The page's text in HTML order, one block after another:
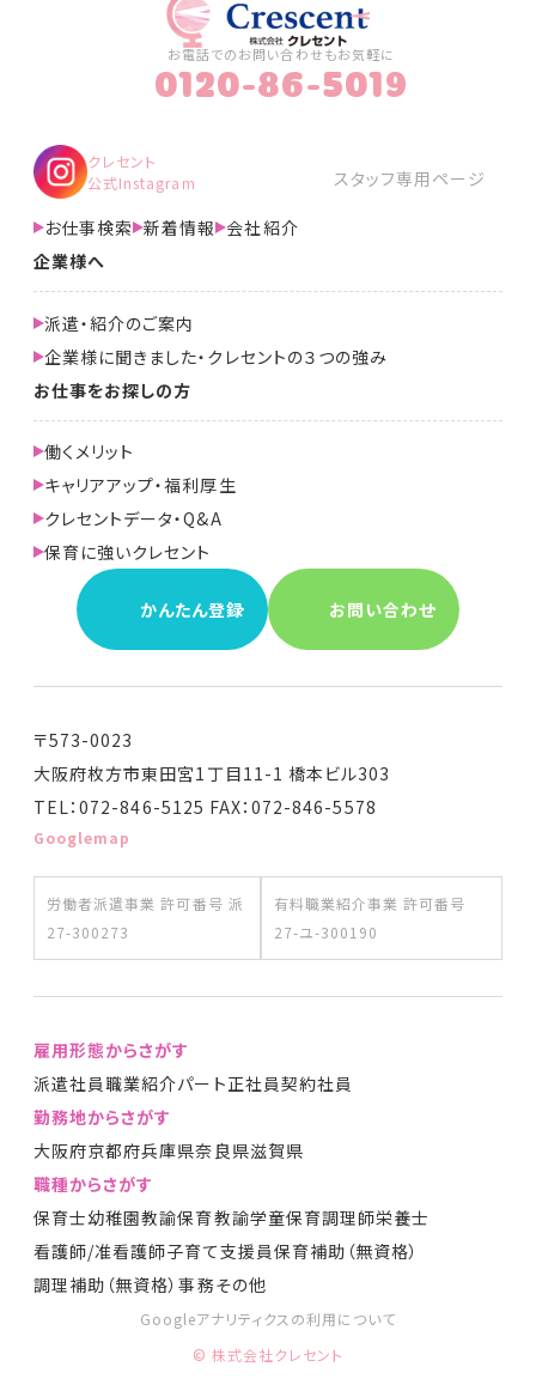
お電話でのお問い合わせもお気軽に
0120-86-5019
クレセント
公式Instagram
スタッフ専用ページ
お仕事検索 新着情報 会社紹介
企業様へ
派遣・紹介のご案内
企業様に聞きました・クレセントの３つの強み
お仕事をお探しの方
働くメリット
キャリアアップ・福利厚生
クレセントデータ・Q&A
保育に強いクレセント
かんたん登録 お問い合わせ
〒573-0023
大阪府枚方市東田宮1丁目11-1 橋本ビル303
TEL：072-846-5125 FAX：072-846-5578
Googlemap
労働者派遣事業 許可番号 派
27-300273
有料職業紹介事業 許可番号
27-ユ-300190
Googleアナリティクスの利用について
© 株式会社クレセント
雇用形態からさがす
派遣社員職業紹介パート正社員契約社員
勤務地からさがす
大阪府京都府兵庫県奈良県滋賀県
職種からさがす
保育士幼稚園教諭保育教諭学童保育調理師栄養士
看護師/准看護師子育て支援員保育補助（無資格）
調理補助（無資格）事務その他